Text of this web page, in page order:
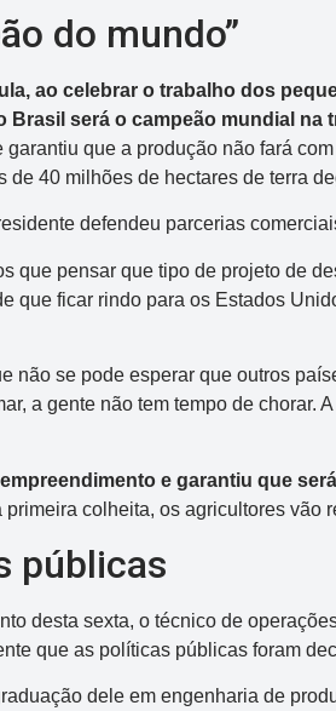
do mundo”
ao celebrar o trabalho dos
Brasil será o campeão mundial
garantiu que a produção não fará
de 40 milhões de hectares de terra
defendeu parcerias
que pensar que tipo de projeto de
que ficar rindo para os Estados
não se pode esperar que outros
a gente não tem tempo de chorar.
e garantiu que
primeira colheita, os agricultores vão
públicas
desta sexta, o técnico de
que as políticas públicas foram
dele em engenharia de
34 35 38 48
05/08/2026
Sim
concurso:2993
750.000